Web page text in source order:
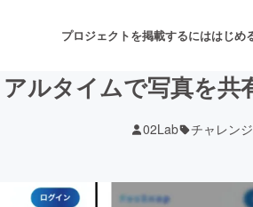
プロジェクトを掲載するにははじめ
ルタイムで写真を
02Lab チャレンジ